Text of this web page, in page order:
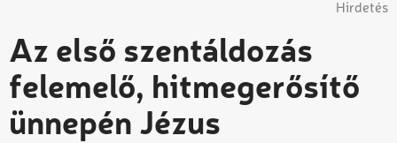
Hirdetés
Az első szentáldozás
felemelő, hitmegerősítő
ünnepén Jézus